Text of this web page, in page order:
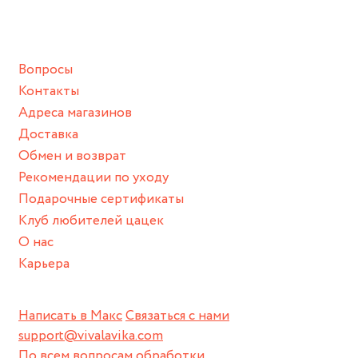
спортивный инвентарь).
Храните изделие в сухом месте.
Для надежного хранения мы доставляем все изделия в
нашей фирменной коробке или упаковке бренда.
Пожалуйста, используйте эту упаковку для хранения,
пока не носите украшение на себе.
Написать в МаксСвязаться с нами
support@vivalavika.com
Вопросы
Контакты
Адреса магазинов
Доставка
Обмен и возврат
Рекомендации по уходу
Подарочные сертификаты
Клуб любителей цацек
О нас
Карьера